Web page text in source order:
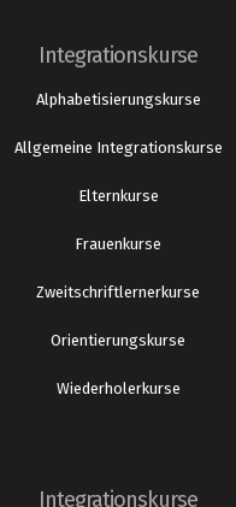
Integrationskurse
Alphabetisierungskurse
Allgemeine Integrationskurse
Elternkurse
Frauenkurse
Zweitschriftlernerkurse
Orientierungskurse
Wiederholerkurse
Integrationskurse